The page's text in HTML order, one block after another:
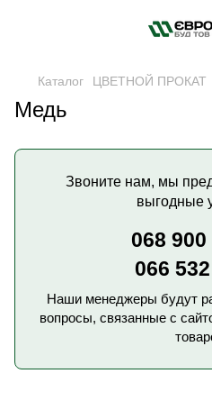
Каталог ЦВЕТНОЙ ПРОКАТ
Медь
Звоните нам, мы
выгодные
068 900
066
Наши менеджеры будут
вопросы, связанные с